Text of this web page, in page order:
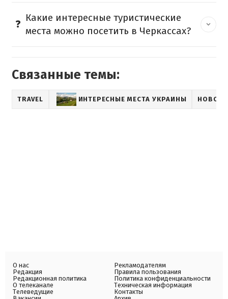
Какие интересные туристические
места можно посетить в Черкассах?
Связанные темы:
TRAVEL ИНТЕРЕСНЫЕ МЕСТА УКРАИНЫ
О нас
Редакция
Редакционная политика
О телеканале
Телеведущие
Рекламодателям
Правила пользования
Политика конфиденциальности
Техническая информация
Контакты